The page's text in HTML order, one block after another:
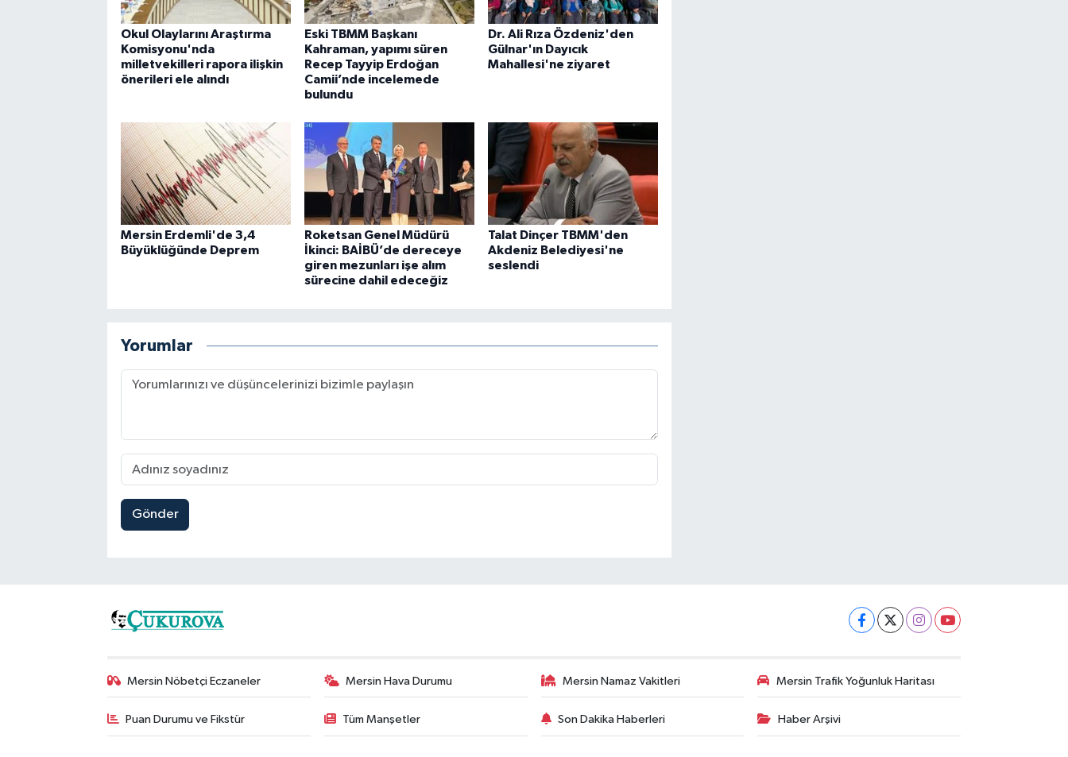
Okul Olaylarını Araştırma
Komisyonu'nda
milletvekilleri rapora ilişkin
önerileri ele alındı
Eski TBMM Başkanı
Kahraman, yapımı süren
Recep Tayyip Erdoğan
Camii’nde incelemede
bulundu
Dr. Ali Rıza Özdeniz'den
Gülnar'ın Dayıcık
Mahallesi'ne ziyaret
Mersin Erdemli'de 3,4
Büyüklüğünde Deprem
Roketsan Genel Müdürü
İkinci: BAİBÜ’de dereceye
giren mezunları işe alım
sürecine dahil edeceğiz
Talat Dinçer TBMM'den
Akdeniz Belediyesi'ne
seslendi
Yorumlar
Gönder
Mersin Nöbetçi Eczaneler Mersin Hava Durumu Mersin Namaz Vakitleri Mersin Trafik Yoğunluk Haritası
Puan Durumu ve Fikstür Tüm Manşetler Son Dakika Haberleri Haber Arşivi